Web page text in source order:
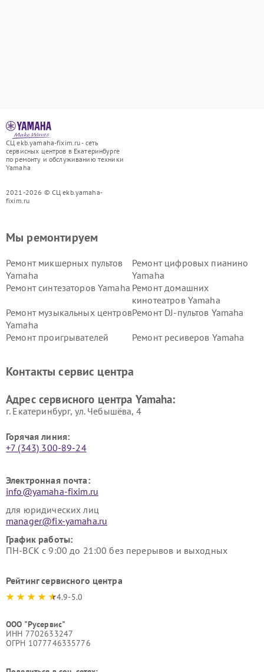
СЦ ekb.yamaha-fixim.ru - сеть
сервисных центров в Екатеринбурге
по ремонту и обслуживанию техники
Yamaha
2021-2026 © СЦ ekb.yamaha-
fixim.ru
Мы ремонтируем
Ремонт микшерных пультов
Yamaha
Ремонт цифровых пианино
Yamaha
Ремонт синтезаторов Yamaha Ремонт домашних
кинотеатров Yamaha
Ремонт музыкальных центров
Yamaha
Ремонт DJ-пультов Yamaha
Ремонт проигрывателей
Ремонт ресиверов Yamaha
Yamaha
Yamaha
Контакты сервис центра
Адрес сервисного центра Yamaha:
г. Екатеринбург, ул. Чебышёва, 4
Горячая линия:
+7 (343) 300-89-24
Электронная почта:
info@yamaha-fixim.ru
для юридических лиц
manager@fix-yamaha.ru
График работы:
ПН-ВСК с 9:00 до 21:00 без перерывов и выходных
Рейтинг сервисного центра
4.9-5.0
ООО "Русервис"
ИНН 7702633247
ОГРН 1077746335776